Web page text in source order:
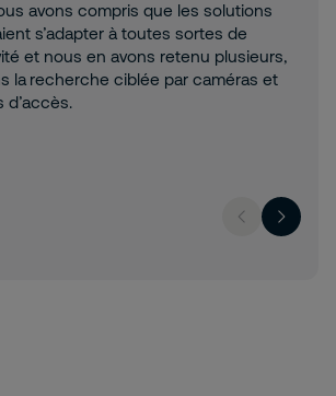
avons compris que les solutions
s’adapter à toutes sortes de
et nous en avons retenu plusieurs,
la recherche ciblée par caméras et
d’accès.